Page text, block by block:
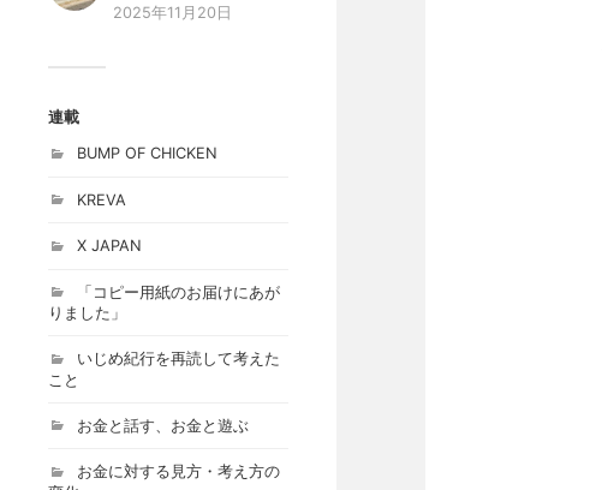
2025年11月20日
連載
BUMP OF CHICKEN
KREVA
X JAPAN
「コピー用紙のお届けにあが
りました」
いじめ紀行を再読して考えた
こと
お金と話す、お金と遊ぶ
お金に対する見方・考え方の